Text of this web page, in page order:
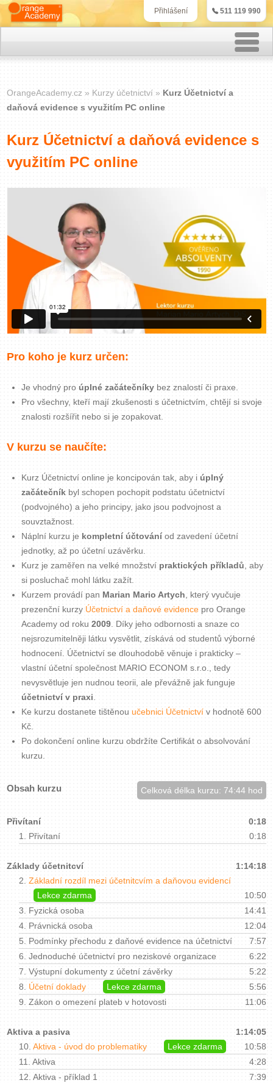
Přihlášení 511 119 990
Kurzy účetnictví
Kurzy personalistiky
Kurzy marketingu
Jazykové kurzy
Zavřít menu
OrangeAcademy.cz Kurzy účetnictví
Kurz Účetnictví a
daňová evidence s využitím PC online
Kurz Účetnictví a daňová evidence s
využitím PC online
Pro koho je kurz určen:
Je vhodný pro úplné začátečníky bez znalostí či praxe.
Pro všechny, kteří mají zkušenosti s účetnictvím, chtějí si svoje
znalosti rozšířit nebo si je zopakovat.
V kurzu se naučíte:
Kurz Účetnictví online je koncipován tak, aby i úplný
začátečník byl schopen pochopit podstatu účetnictví
(podvojného) a jeho principy, jako jsou podvojnost a
souvztažnost.
Náplní kurzu je kompletní účtování od zavedení účetní
jednotky, až po účetní uzávěrku.
Kurz je zaměřen na velké množství praktických příkladů, aby
si posluchač mohl látku zažít.
Kurzem provádí pan Marian Mario Artych, který vyučuje
prezenční kurzy Účetnictví a daňové evidence pro Orange
Academy od roku2009. Díky jeho odbornosti a snaze co
nejsrozumitelněji látku vysvětlit, získává od studentů výborné
hodnocení. Účetnictví se dlouhodobě věnuje i prakticky –
vlastní účetní společnost MARIO ECONOM s.r.o., tedy
nevysvětluje jen nudnou teorii, ale převážně jak funguje
účetnictví v praxi.
Ke kurzu dostanete tištěnouučebnici Účetnictví v hodnotě 600
Kč.
Po dokončení online kurzu obdržíte Certifikát o absolvování
kurzu.
Obsah kurzu Celková délka kurzu: 74:44 hod
Přivítaní
0:18
1. Přivítaní 0:18
Základy účetnitcví
1:14:18
2. Základní rozdíl mezi účetnitcvím a daňovou evidencí
Lekce zdarma
10:50
3. Fyzická osoba
14:41
4. Právnická osoba
12:04
5. Podmínky přechodu z daňové evidence na účetnictví
7:57
6. Jednoduché účetnictví pro neziskové organizace
6:22
7. Výstupní dokumenty z účetní závěrky
5:22
8. Účetní doklady Lekce zdarma
5:56
9. Zákon o omezení plateb v hotovosti 11:06
Aktiva a pasiva
1:14:05
10. Aktiva - úvod do problematiky Lekce zdarma
10:58
11. Aktiva
4:28
12. Aktiva - příklad 1
7:39